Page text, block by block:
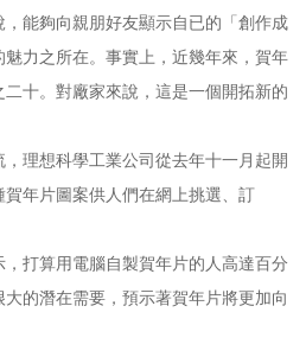
能夠向親朋好友顯示自已的「創作成
力之所在。事實上，近幾年來，賀年
十。對廠家來說，這是一個開拓新的
理想科學工業公司從去年十一月起開
年片圖案供人們在網上挑選、訂
打算用電腦自製賀年片的人高達百分
的潛在需要，預示著賀年片將更加向